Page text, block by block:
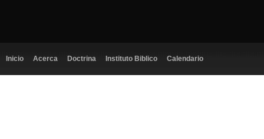
Inicio Acerca Doctrina Instituto Biblico Calendario